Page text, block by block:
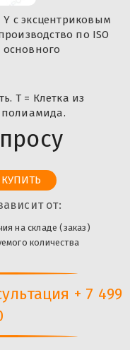
с эксцентриковым
по ISO
основного
T = Клетка из
от:
на складе (заказ)
количества
+ 7 499